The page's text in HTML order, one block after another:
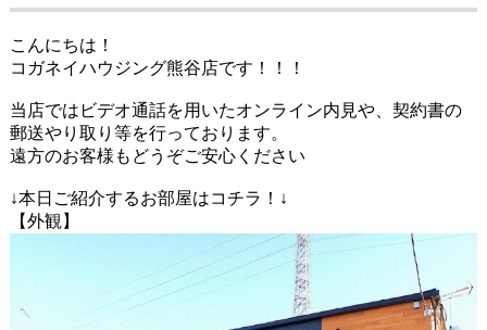
こんにちは！
コガネイハウジング熊谷店です！！！
当店ではビデオ通話を用いたオンライン内見や、契約書の
郵送やり取り等を行っております。
遠方のお客様もどうぞご安心ください
↓本日ご紹介するお部屋はコチラ！↓
【外観】